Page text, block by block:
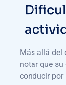
Más allá del
notar que su
conducir por